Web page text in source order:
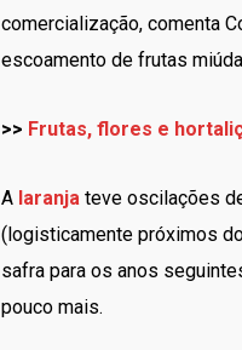
comercialização, comenta
escoamento de frutas
>> Frutas, flores e
A laranja teve oscilações
(logisticamente próximos
safra para os anos
pouco mais.